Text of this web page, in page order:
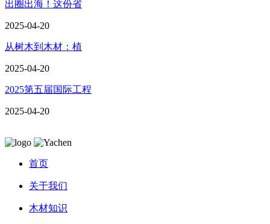
出圈出海！这份省
2025-04-20
从树木到木材：植
2025-04-20
2025第五届国际工程
2025-04-20
首页
关于我们
木材知识